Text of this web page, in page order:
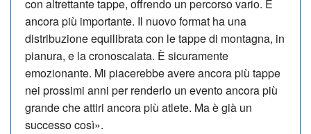
con altrettante tappe, offrendo un percorso vario. È
ancora più importante. Il nuovo format ha una
distribuzione equilibrata con le tappe di montagna, in
pianura, e la cronoscalata. È sicuramente
emozionante. Mi piacerebbe avere ancora più tappe
nei prossimi anni per renderlo un evento ancora più
grande che attiri ancora più atlete. Ma è già un
successo così».